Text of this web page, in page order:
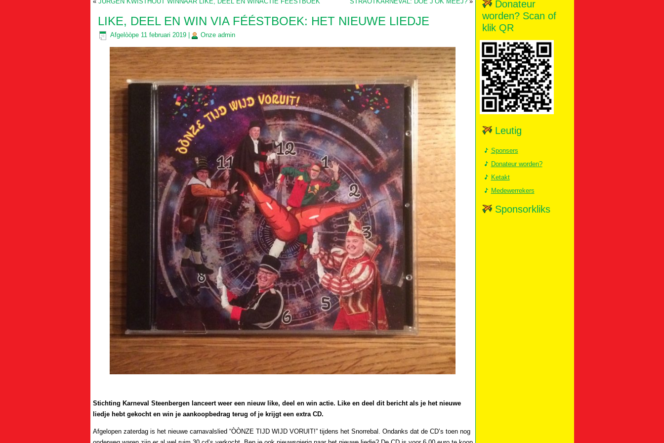
LIKE, DEEL EN WIN VIA FÉÉSTBOEK: HET NIEUWE LIEDJE
Afgelòòpe 11 februari 2019| Onze admin
Stichting Karneval Steenbergen lanceert weer een nieuw like, deel en win actie. Like en deel dit bericht als je het nieuwe
liedje hebt gekocht en win je aankoopbedrag terug of je krijgt een extra CD.
Afgelopen zaterdag is het nieuwe carnavalslied “ÒÒNZE TIJD WIJD VORUIT!” tijdens het Snorrebal. Ondanks dat de CD’s toen nog
Donateur
worden? Scan of
klik QR
Leutig
Sponsers
Donateur worden?
Ketakt
Medewerrekers
Sponsorkliks